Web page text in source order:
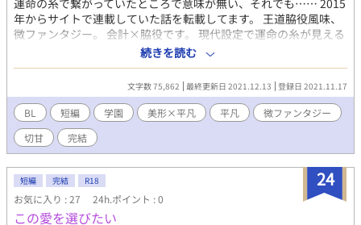
運命の糸で繋がっていたところで意味が無い、それでも…… 2015
年からサイトで連載していた話を転載してます。 王道脇役風味、
微ファンタジー。 会計×脇役です。 現代設定で運命の糸が見える
主人公のお話です。 本編は匂わせ程度なんですが番外編にＲ１８
シーンがあるため最初からＲ１８としています
続きを読む
文字数 75,862 最終更新日 2021.12.13 登録日 2021.11.17
BL 短編 学園 美形×平凡 平凡
微ファンタジー
切甘
完結
24
短編 完結 R18
お気に入り : 27 24h.ポイント : 0
この愛を選びたい